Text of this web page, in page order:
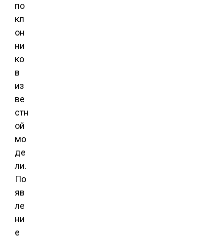
по
кл
он
ни
ко
в
из
ве
стн
ой
мо
де
ли.
По
яв
ле
ни
е